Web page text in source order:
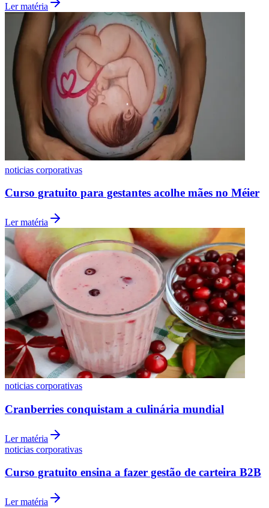
Santos
Flamengo
Ler matéria
noticias corporativas
Curso gratuito para gestantes acolhe mães no Méier
Ler matéria
noticias corporativas
Cranberries conquistam a culinária mundial
Ler matéria
noticias corporativas
Curso gratuito ensina a fazer gestão de carteira B2B
Ler matéria